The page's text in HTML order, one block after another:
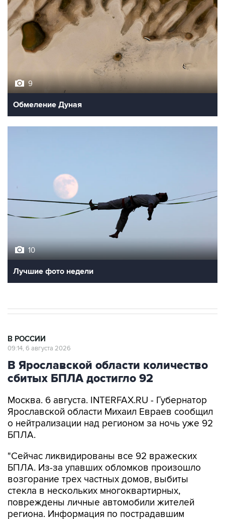
9
Обмеление Дуная
10
Лучшие фото недели
В РОССИИ
09:14, 6 августа 2026
В Ярославской области количество
сбитых БПЛА достигло 92
Москва. 6 августа. INTERFAX.RU - Губернатор
Ярославской области Михаил Евраев сообщил
о нейтрализации над регионом за ночь уже 92
БПЛА.
"Сейчас ликвидированы все 92 вражеских
БПЛА. Из-за упавших обломков произошло
возгорание трех частных домов, выбиты
стекла в нескольких многоквартирных,
повреждены личные автомобили жителей
региона. Информация по пострадавшим